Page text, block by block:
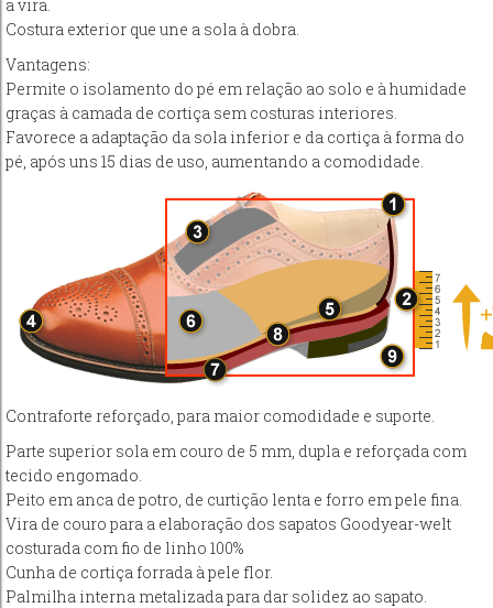
a vira.
Costura exterior que une a sola à dobra.
Vantagens:
Permite o isolamento do pé em relação ao solo e à humidade
graças à camada de cortiça sem costuras interiores.
Favorece a adaptação da sola inferior e da cortiça à forma do
pé, após uns 15 dias de uso, aumentando a comodidade.
Contraforte reforçado, para maior comodidade e suporte.
Parte superior sola em couro de 5 mm, dupla e reforçada com
tecido engomado.
Peito em anca de potro, de curtição lenta e forro em pele fina.
Vira de couro para a elaboração dos sapatos Goodyear-welt
costurada com fio de linho 100%
Cunha de cortiça forrada à pele flor.
Palmilha interna metalizada para dar solidez ao sapato.